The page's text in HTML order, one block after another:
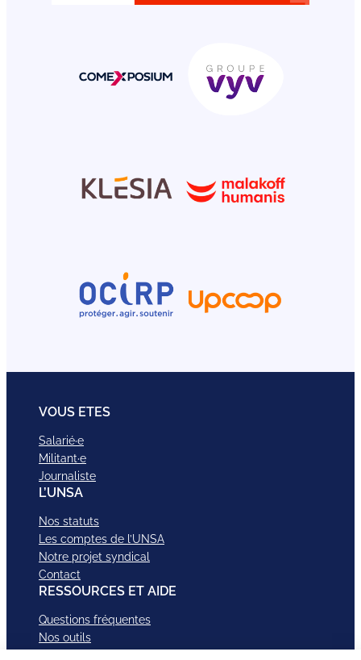
VOUS ETES
Salarié·e
Militant·e
Journaliste
L’UNSA
Nos statuts
Les comptes de l’UNSA
Notre projet syndical
Contact
RESSOURCES ET AIDE
Questions fréquentes
Nos outils